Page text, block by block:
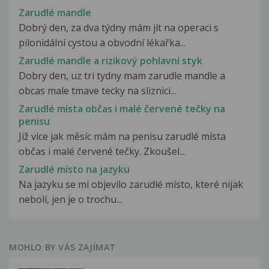
Zarudlé mandle
Dobrý den, za dva týdny mám jít na operaci s
pilonidální cystou a obvodní lékařka...
Zarudlé mandle a rizikový pohlavní styk
Dobry den, uz tri tydny mam zarudle mandle a
obcas male tmave tecky na sliznici...
Zarudlé místa občas i malé červené tečky na
penisu
Již více jak měsíc mám na penisu zarudlé místa
občas i malé červené tečky. Zkoušel...
Zarudlé místo na jazyku
Na jazyku se mi objevilo zarudlé místo, které nijak
nebolí, jen je o trochu...
MOHLO BY VÁS ZAJÍMAT